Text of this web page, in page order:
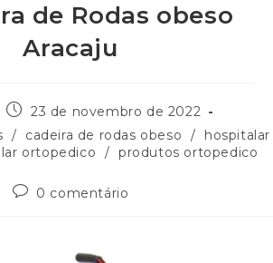
de Rodas obeso
Aracaju
23 de novembro de 2022
/ cadeira de rodas obeso /
hospitalar
ortopedico / produtos ortopedico
0 comentário